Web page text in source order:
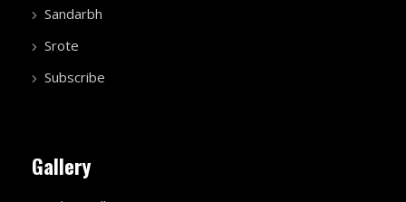
Sandarbh
Srote
Subscribe
Gallery